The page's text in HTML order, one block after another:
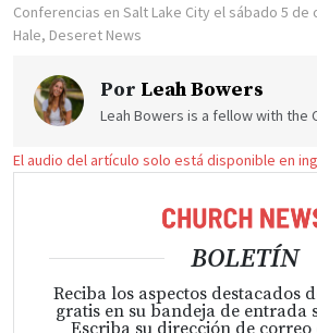
Conferencias en Salt Lake City el sábado 5 de
Hale, Deseret News
Por Leah Bowers
Leah Bowers is a fellow with the
El audio del artículo solo está disponible en
BOLETÍN
Reciba los aspectos destacados
gratis en su bandeja de entrada